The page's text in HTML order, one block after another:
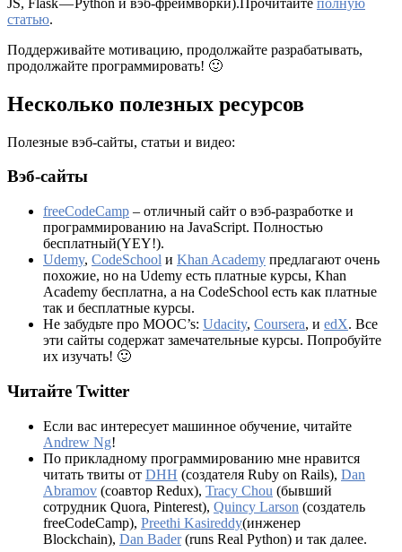
статью.
Поддерживайте мотивацию, продолжайте разрабатывать,
продолжайте программировать! 🙂
Несколько полезных ресурсов
Полезные вэб-сайты, статьи и видео:
Вэб-сайты
freeCodeCamp – отличный сайт о вэб-разработке и
программированию на JavaScript. Полностью
бесплатный(YEY!).
Udemy, CodeSchool и Khan Academy предлагают очень
похожие, но на Udemy есть платные курсы, Khan
Academy бесплатна, а на CodeSchool есть как платные
так и бесплатные курсы.
Не забудьте про MOOC’s: Udacity, Coursera, и edX. Все
эти сайты содержат замечательные курсы. Попробуйте
их изучать! 🙂
Читайте Twitter
Если вас интересует машинное обучение, читайте
Andrew Ng!
По прикладному программированию мне нравится
читать твиты от DHH (создателя Ruby on Rails), Dan
Abramov (соавтор Redux), Tracy Chou (бывший
сотрудник Quora, Pinterest), Quincy Larson (создатель
freeCodeCamp), Preethi Kasireddy(инженер
Blockchain), Dan Bader(runs Real Python) и так далее.